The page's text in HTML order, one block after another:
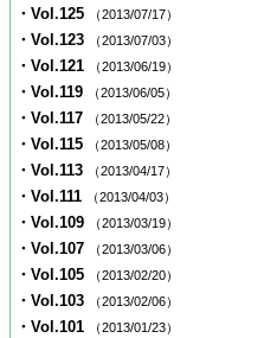
・Vol.125 （2013/07/17）
・Vol.123 （2013/07/03）
・Vol.121 （2013/06/19）
・Vol.119 （2013/06/05）
・Vol.117 （2013/05/22）
・Vol.115 （2013/05/08）
・Vol.113 （2013/04/17）
・Vol.111 （2013/04/03）
・Vol.109 （2013/03/19）
・Vol.107 （2013/03/06）
・Vol.105 （2013/02/20）
・Vol.103 （2013/02/06）
・Vol.101 （2013/01/23）